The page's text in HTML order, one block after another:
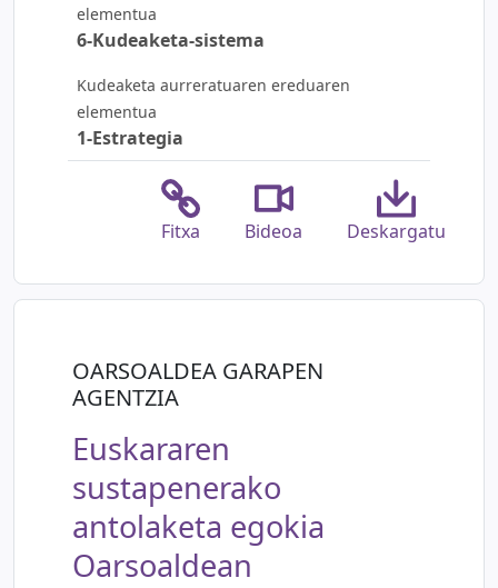
elementua
6-Kudeaketa-sistema
Kudeaketa aurreratuaren ereduaren
elementua
1-Estrategia
Fitxa Bideoa Deskargatu
OARSOALDEA GARAPEN
AGENTZIA
Euskararen
sustapenerako
antolaketa egokia
Oarsoaldean